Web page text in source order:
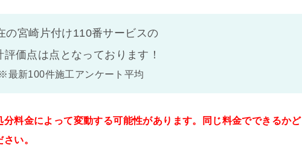
の宮崎片付け110番サービスの
評価点は点となっております！
※最新100件施工アンケート平均
料金によって変動する可能性があります。同じ料金でできるかど
い。